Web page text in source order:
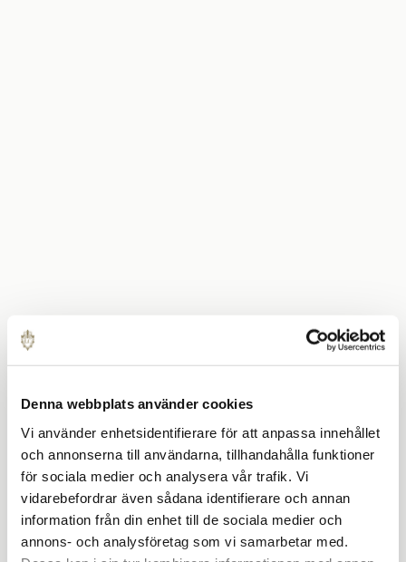
Denna webbplats använder cookies
Vi använder enhetsidentifierare för att anpassa innehållet
och annonserna till användarna, tillhandahålla funktioner
för sociala medier och analysera vår trafik. Vi
vidarebefordrar även sådana identifierare och annan
information från din enhet till de sociala medier och
annons- och analysföretag som vi samarbetar med.